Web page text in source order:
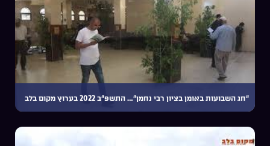
“חג השבועות באומן בציון רבי נחמן”… התשפ”ב 2022 בערוץ מקום בלב